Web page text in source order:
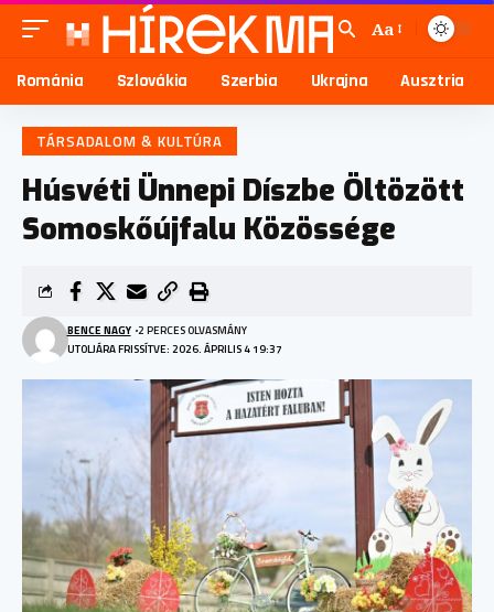
Aa
Románia Szlovákia Szerbia Ukrajna Ausztria
TÁRSADALOM & KULTÚRA
Húsvéti Ünnepi Díszbe Öltözött
Somoskőújfalu Közössége
UTOLJÁRA FRISSÍTVE: 2026. ÁPRILIS 4 19:37
BENCE NAGY 2 PERCES OLVASMÁNY